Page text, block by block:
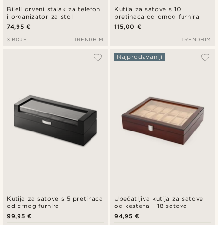
Bijeli drveni stalak za telefon
i organizator za stol
74,95 €
3 BOJE TRENDHIM
Kutija za satove s 10
pretinaca od crnog furnira
115,00 €
TRENDHIM
Kutija za satove s 5 pretinaca
od crnog furnira
99,95 €
Upečatljiva kutija za satove
od kestena - 18 satova
Najprodavaniji
94,95 €